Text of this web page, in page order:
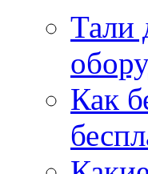
Тали
Как